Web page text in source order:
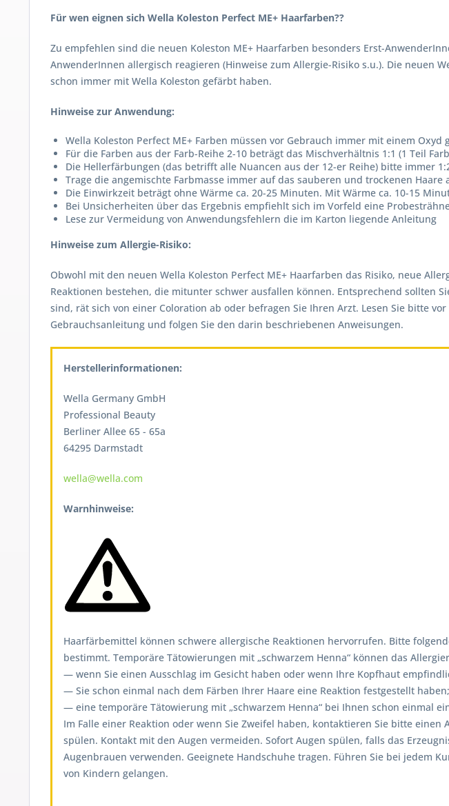
Für wen eignen sich Wella Koleston Perfect ME+ Haarfarben??
Zu empfehlen sind die neuen Koleston ME+ Haarfarben besonders Erst-
AnwenderInnen allergisch reagieren (Hinweise zum Allergie-Risiko s.u.). Die neuen
schon immer mit Wella Koleston gefärbt haben.
Hinweise zur Anwendung:
Wella Koleston Perfect ME+ Farben müssen vor Gebrauch immer mit einem Oxyd
Für die Farben aus der Farb-Reihe 2-10 beträgt das Mischverhältnis 1:1 (1 Teil
Die Hellerfärbungen (das betrifft alle Nuancen aus der 12-er Reihe) bitte immer
Trage die angemischte Farbmasse immer auf das sauberen und trockenen Haare
Die Einwirkzeit beträgt ohne Wärme ca. 20-25 Minuten. Mit Wärme ca. 10-15
Bei Unsicherheiten über das Ergebnis empfiehlt sich im Vorfeld eine
Lese zur Vermeidung von Anwendungsfehlern die im Karton liegende Anleitung
Hinweise zum Allergie-Risiko:
Obwohl mit den neuen Wella Koleston Perfect ME+ Haarfarben das Risiko, neue
Reaktionen bestehen, die mitunter schwer ausfallen können. Entsprechend sollten
sind, rät sich von einer Coloration ab oder befragen Sie Ihren Arzt. Lesen Sie bitte
Gebrauchsanleitung und folgen Sie den darin beschriebenen Anweisungen.
Herstellerinformationen:
Wella Germany GmbH
Professional Beauty
Berliner Allee 65 - 65a
64295 Darmstadt
wella@wella.com
Warnhinweise:
Haarfärbemittel können schwere allergische Reaktionen hervorrufen. Bitte
bestimmt. Temporäre Tätowierungen mit „schwarzem Henna“ können das
— wenn Sie einen Ausschlag im Gesicht haben oder wenn Ihre Kopfhaut
— Sie schon einmal nach dem Färben Ihrer Haare eine Reaktion festgestellt haben;
— eine temporäre Tätowierung mit „schwarzem Henna“ bei Ihnen schon einmal
Im Falle einer Reaktion oder wenn Sie Zweifel haben, kontaktieren Sie bitte
spülen. Kontakt mit den Augen vermeiden. Sofort Augen spülen, falls das
Augenbrauen verwenden. Geeignete Handschuhe tragen. Führen Sie bei jedem
von Kindern gelangen.